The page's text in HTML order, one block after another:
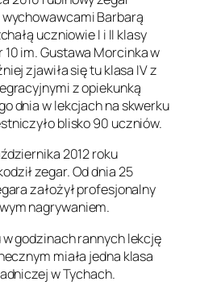
Barbarą
uczniowie I i II klasy
im. Gustawa Morcinka w
zjawiła się tu klasa IV z
z opiekunką
dnia w lekcjach na skwerku
blisko 90 uczniów.
2012 roku
zegar. Od dnia 25
założył profesjonalny
nagrywaniem.
w godzinach rannych lekcję
miała jedna klasa
w Tychach.